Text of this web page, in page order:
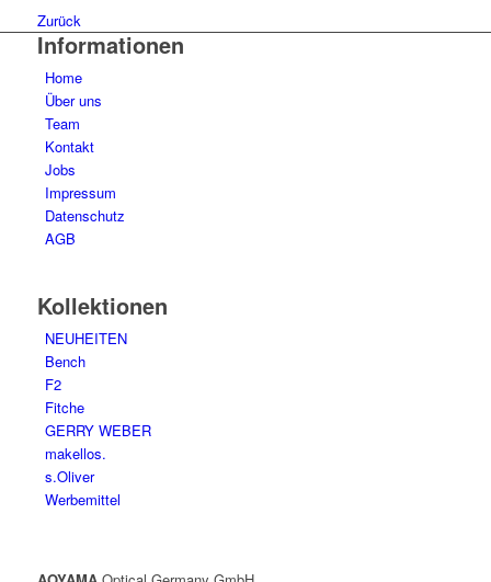
59
601
61
621
Zurück
Informationen
Home
Über uns
Team
Kontakt
Jobs
Impressum
Datenschutz
AGB
Kollektionen
NEUHEITEN
Bench
F2
Fitche
GERRY WEBER
makellos.
s.Oliver
Werbemittel